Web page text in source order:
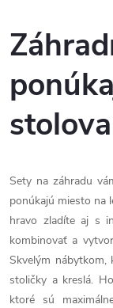
Sety na záhradu
ponúkajú miesto na
hravo zladíte aj s
kombinovať a
Skvelým
stoličky a kreslá.
ktoré sú